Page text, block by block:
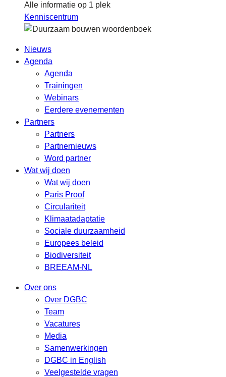
Alle informatie op 1 plek
Kenniscentrum
Nieuws
Agenda
Agenda
Trainingen
Webinars
Eerdere evenementen
Partners
Partners
Partnernieuws
Word partner
Wat wij doen
Wat wij doen
Paris Proof
Circulariteit
Klimaatadaptatie
Sociale duurzaamheid
Europees beleid
Biodiversiteit
BREEAM-NL
Over ons
Over DGBC
Team
Vacatures
Media
Samenwerkingen
DGBC in English
Veelgestelde vragen